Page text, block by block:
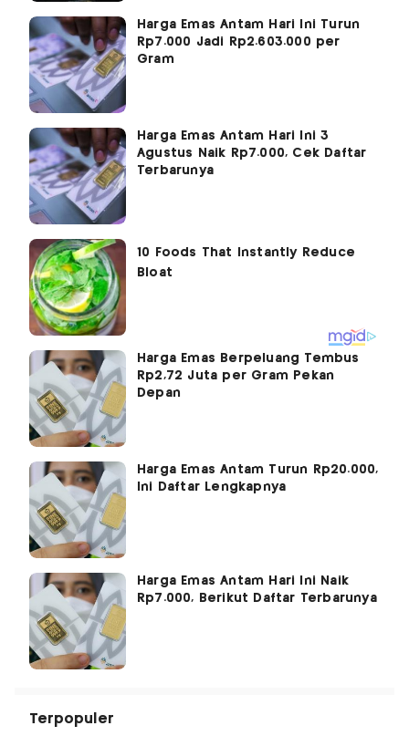
Harga Emas Antam Hari Ini Turun
Rp7.000 Jadi Rp2.603.000 per
Gram
Harga Emas Antam Hari Ini 3
Agustus Naik Rp7.000, Cek Daftar
Terbarunya
Harga Emas Berpeluang Tembus
Rp2,72 Juta per Gram Pekan
Depan
Harga Emas Antam Turun Rp20.000,
Ini Daftar Lengkapnya
Harga Emas Antam Hari Ini Naik
Rp7.000, Berikut Daftar Terbarunya
Terpopuler